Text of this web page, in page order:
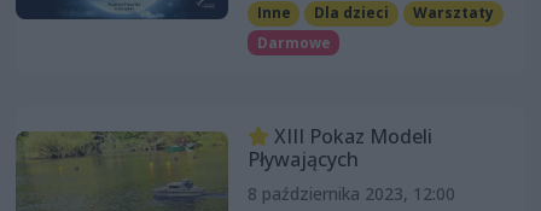
Inne Dla dzieci
Warsztaty
Darmowe
XIII Pokaz Modeli
Pływających
8 października 2023, 12:00